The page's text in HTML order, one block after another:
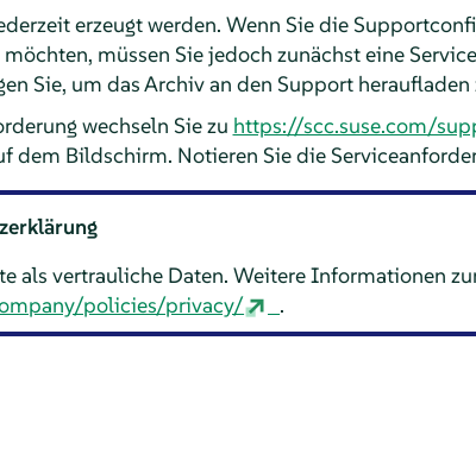
erzeugt werden. Wenn Sie die
müssen Sie jedoch zunächst eine
Sie, um das Archiv an den Support heraufladen
wechseln Sie zu https://scc.suse.com/
dem Bildschirm. Notieren Sie die
als vertrauliche Daten. Weitere Informationen
policies/privacy/ .